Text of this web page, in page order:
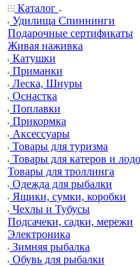
Каталог
Удилища Спиннинги
Подарочные сертификаты
Живая наживка
Катушки
Приманки
Леска, Шнуры
Оснастка
Поплавки
Прикормка
Аксессуары
Товары для туризма
Товары для катеров и
Товары для троллинга
Одежда для рыбалки
Ящики, сумки, коробки
Чехлы и Тубусы
Подсачеки, садки, мережи
Электроника
Зимняя рыбалка
Обувь для рыбалки